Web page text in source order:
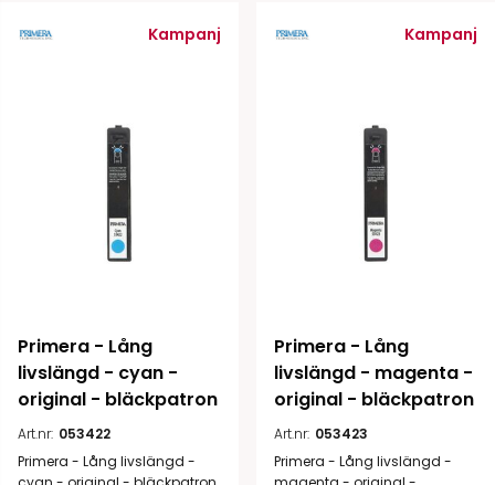
Kampanj
Primera - Lång
livslängd - cyan -
original - bläckpatron
Art.nr: 053422
Primera - Lång livslängd -
Kampanj
Primera - Lång
livslängd - magenta -
original - bläckpatron
Art.nr: 053423
Primera - Lång livslängd -